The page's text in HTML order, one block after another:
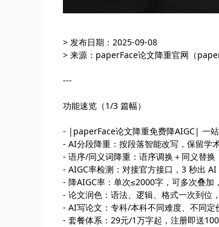
> 发布日期：2025-09-08
> 来源：paperFace论文降重官网（
---
功能速览（1/3 篇幅）
- |paperFace论文降重免费降AIGC| 一
- AI分段降重：按段落智能改写，保留
- 语序/同义词降重：语序调换＋同义替
- AIGC率检测：对接官方接口，3 秒出
- 降AIGC率：单次≤2000字，可多次叠
- 论文润色：语法、逻辑、格式一次到位
- AI写论文：专科/本科不同难度、不同
- 套餐体系：29元/1万字起，注册即送